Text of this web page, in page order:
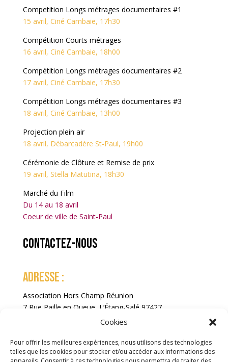
Cookies
Pour offrir les meilleures expériences, nous utilisons des technologies
telles que les cookies pour stocker et/ou accéder aux informations des
Competition Longs métrages documentaires #1
15 avril, Ciné Cambaie, 17h30
Compétition Courts métrages
16 avril, Ciné Cambaie, 18h00
Compétition Longs métrages documentaires #2
17 avril, Ciné Cambaie, 17h30
Compétition Longs métrages documentaires #3
18 avril, Ciné Cambaie, 13h00
Projection plein air
18 avril, Débarcadère St-Paul, 19h00
Cérémonie de Clôture et Remise de prix
19 avril, Stella Matutina, 18h30
Marché du Film
Du 14 au 18 avril
Coeur de ville de Saint-Paul
Contactez-nous
ADRESSE :
Association Hors Champ Réunion
7 Rue Paille en Queue, L’Étang-Salé 97427